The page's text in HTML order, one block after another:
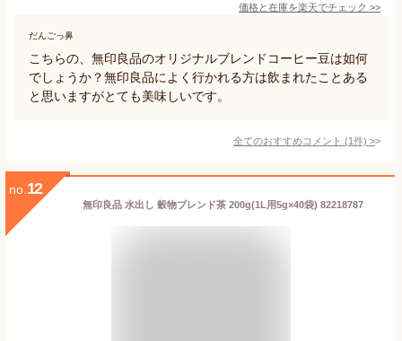
価格と在庫を楽天でチェック >>
だんごっ鼻
こちらの、無印良品のオリジナルブレンドコーヒー豆は如何
でしょうか？無印良品によく行かれる方は飲まれたことある
と思いますがとても美味しいです。
全てのおすすめコメント (1件) >
no. 12
無印良品 水出し 穀物ブレンド茶 200g(1L用5g×40袋) 82218787